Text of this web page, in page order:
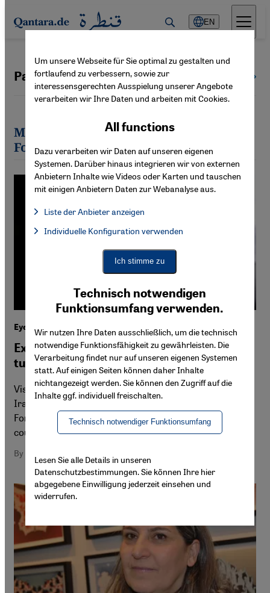
Direkt zum Inhalt springen
EN
Parastou Forouhar
Most recent articles by Parastou
Forouhar
Eye-witness on Iran protests
Exiled artist Forouhar: 'A country in
turmoil'
Visiting the country of her parents, murdered by the
Iranian regime in 1998, German-Iranian artist Parastou
Forouhar finds a changed society: hopeful, strong and
courageous, despite all the repression
By Parastou Forouhar
Um unsere Webseite für Sie optimal zu gestalten und
fortlaufend zu verbessern, sowie zur
interessensgerechten Ausspielung unserer Angebote
verarbeiten wir Ihre Daten und arbeiten mit Cookies.
Technisch notwendigen
Funktionsumfang verwenden.
Wir nutzen Ihre Daten ausschließlich, um die technisch
notwendige Funktionsfähigkeit zu gewährleisten. Die
Verarbeitung findet nur auf unseren eigenen Systemen
statt. Auf einigen Seiten können daher Inhalte
nichtangezeigt werden. Sie können den Zugriff auf die
Inhalte ggf. individuell freischalten.
Technisch notwendiger Funktionsumfang
All functions
Dazu verarbeiten wir Daten auf unseren eigenen
Systemen. Darüber hinaus integrieren wir von externen
Anbietern Inhalte wie Videos oder Karten und tauschen
mit einigen Anbietern Daten zur Webanalyse aus.
Liste der Anbieter anzeigen
Facebook Embed / Facebook Connect, Google Maps Embed,
Facebook Embed / Facebook Connect
Google Maps Embed
Individuelle Konfiguration verwenden
Ich stimme zu
Lesen Sie alle Details in unseren
Datenschutzbestimmungen. Sie können Ihre hier
abgegebene Einwilligung jederzeit einsehen und
widerrufen.